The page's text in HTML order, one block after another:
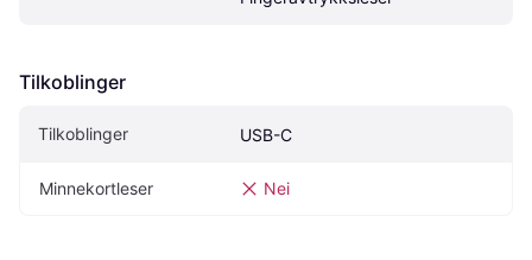
Tilkoblinger
Tilkoblinger USB-C
Minnekortleser Nei